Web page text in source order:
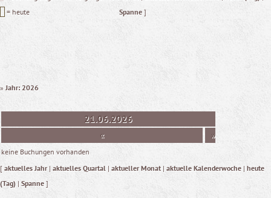
= heute
Spanne ]
» Jahr: 2026
21.06.2026
«
»
keine Buchungen vorhanden
[ aktuelles Jahr| aktuelles Quartal | aktueller Monat | aktuelle Kalenderwoche | heute
(Tag) | Spanne ]